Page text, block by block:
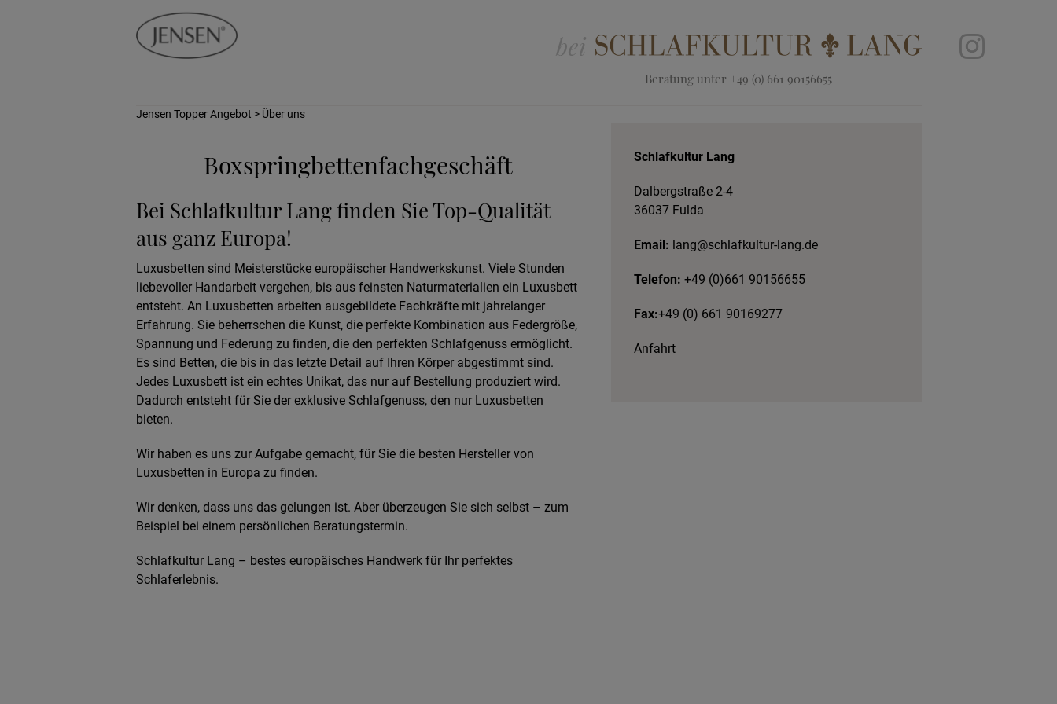
Beratung unter +49 (0) 661 90156655
Jensen Topper Angebot > Über uns
Boxspringbettenfachgeschäft
Bei Schlafkultur Lang finden Sie Top-Qualität
aus ganz Europa!
Luxusbetten sind Meisterstücke europäischer Handwerkskunst. Viele Stunden
liebevoller Handarbeit vergehen, bis aus feinsten Naturmaterialien ein Luxusbett
entsteht. An Luxusbetten arbeiten ausgebildete Fachkräfte mit jahrelanger
Erfahrung. Sie beherrschen die Kunst, die perfekte Kombination aus Federgröße,
Spannung und Federung zu finden, die den perfekten Schlafgenuss ermöglicht.
Es sind Betten, die bis in das letzte Detail auf Ihren Körper abgestimmt sind.
Jedes Luxusbett ist ein echtes Unikat, das nur auf Bestellung produziert wird.
Dadurch entsteht für Sie der exklusive Schlafgenuss, den nur Luxusbetten
bieten.
Wir haben es uns zur Aufgabe gemacht, für Sie die besten Hersteller von
Luxusbetten in Europa zu finden.
Wir denken, dass uns das gelungen ist. Aber überzeugen Sie sich selbst – zum
Beispiel bei einem persönlichen Beratungstermin.
Schlafkultur Lang – bestes europäisches Handwerk für Ihr perfektes
Schlaferlebnis.
Schlafkultur Lang
Dalbergstraße 2-4
36037 Fulda
Email: lang@schlafkultur-lang.de
Telefon: +49 (0)661 90156655
Fax:+49 (0) 661 90169277
Anfahrt